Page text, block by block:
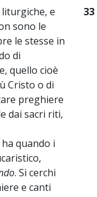
e
sono le
le stesse in
di
quello cioè
Cristo o di
preghiere
dai sacri riti,
quando i
. Si cerchi
e canti
33